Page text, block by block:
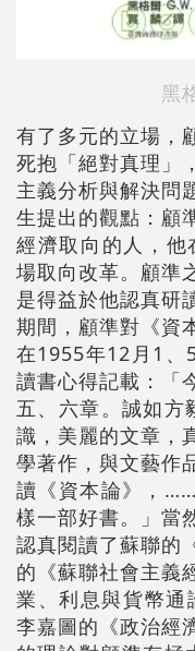
黑
有了多元的立場，
死抱「絕對真理」
主義分析與解決問
生提出的觀點：顧
經濟取向的人，
場取向改革。顧準
是得益於他認真研
期間，顧準對《資
在1955年12月1、
讀書心得記載：「
五、六章。誠如
識，美麗的文章，
學著作，與文藝作
讀《資本論》，
樣一部好書。」當
認真閱讀了蘇聯的
的《蘇聯社會主義
業、利息與貨幣通
李嘉圖的《政治經